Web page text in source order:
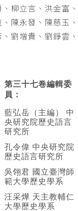
柳立言、洪金富
陳永發、陳慈玉
劉增貴、劉錚雲
第三十七卷編輯委
員：
藍弘岳（主編） 中
央研究院歷史語言
研究所
孔令偉 中央研究院
歷史語言研究所
吳翎君 國立臺灣師
範大學歷史學系
汪采燁 天主教輔仁
大學歷史學系